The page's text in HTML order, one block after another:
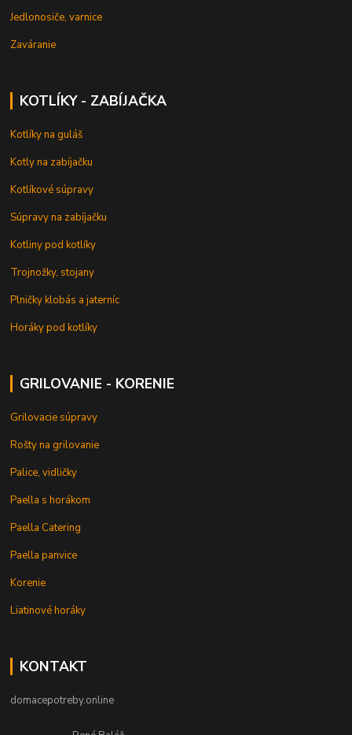
Jedlonosiče, varnice
Zaváranie
KOTLÍKY - ZABÍJAČKA
Kotlíky na guláš
Kotly na zabíjačku
Kotlíkové súpravy
Súpravy na zabíjačku
Kotliny pod kotlíky
Trojnožky, stojany
Plničky klobás a jaterníc
Horáky pod kotlíky
GRILOVANIE - KORENIE
Grilovacie súpravy
Rošty na grilovanie
Palice, vidličky
Paella s horákom
Paella Catering
Paella panvice
Korenie
Liatinové horáky
KONTAKT
domacepotreby.online